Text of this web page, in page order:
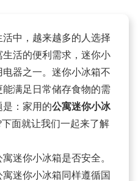
中，越来越多的人选择
活的便利需求，迷你小
器之一。迷你小冰箱不
满足日常储存食物的需
：家用的公寓迷你小冰
面就让我们一起来了解
你小冰箱是否安全。
迷你小冰箱同样遵循国